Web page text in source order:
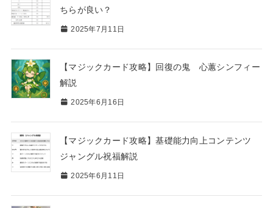
ちらが良い？
2025年7月11日
【マジックカード攻略】回復の鬼 心蕙シンフィー
解説
2025年6月16日
【マジックカード攻略】基礎能力向上コンテンツ
ジャングル祝福解説
2025年6月11日